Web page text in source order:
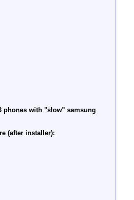
phones with "slow" samsung
(after installer):